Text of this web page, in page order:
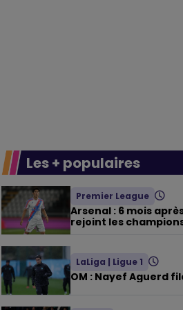
Les + populaires
Premier League
Arsenal : 6 mois
rejoint les
LaLiga | Ligue 1
OM : Nayef Aguerd